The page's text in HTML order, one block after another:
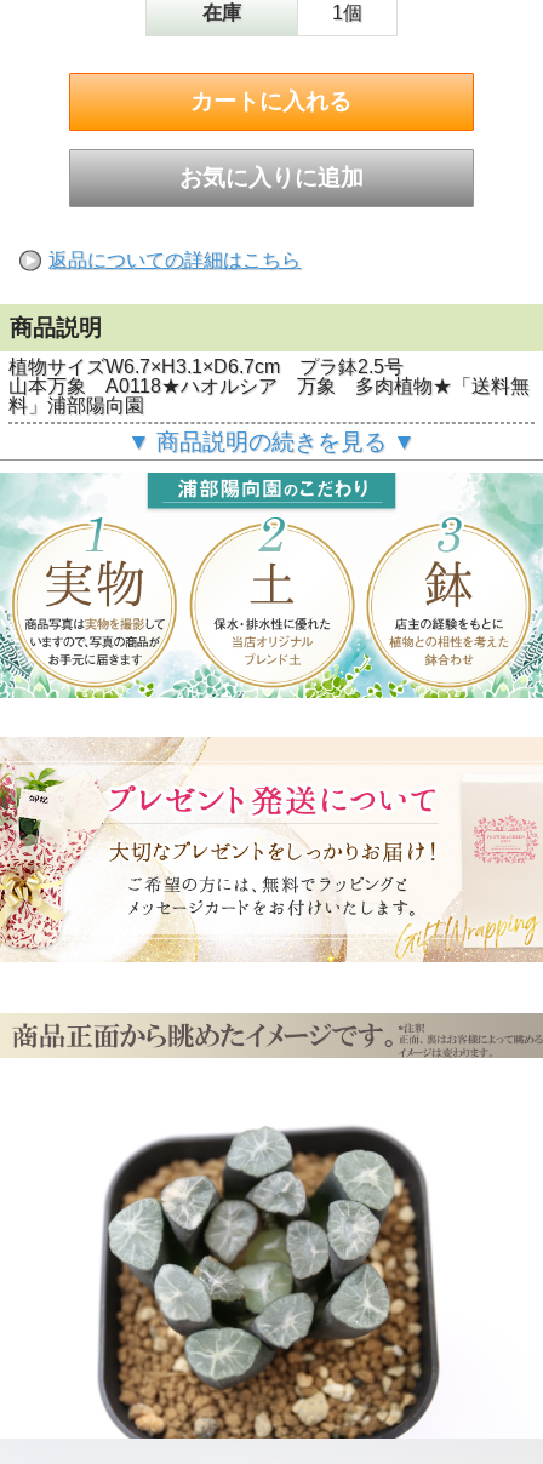
在庫 1個
返品についての詳細はこちら
商品説明
植物サイズW6.7×H3.1×D6.7cm プラ鉢2.5号
山本万象 A0118★ハオルシア 万象 多肉植物★「送料無
料」浦部陽向園
▼ 商品説明の続きを見る ▼